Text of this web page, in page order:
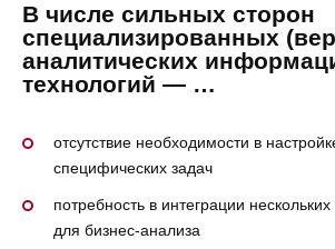
В числе сильных сторон
специализированных
аналитических
технологий — …
отсутствие необходимости в
специфических задач
потребность в интеграции
для бизнес-анализа